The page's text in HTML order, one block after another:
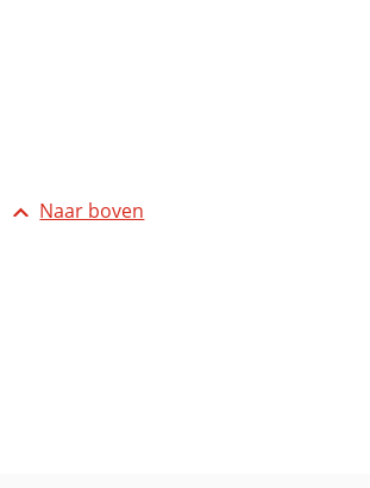
Naar boven